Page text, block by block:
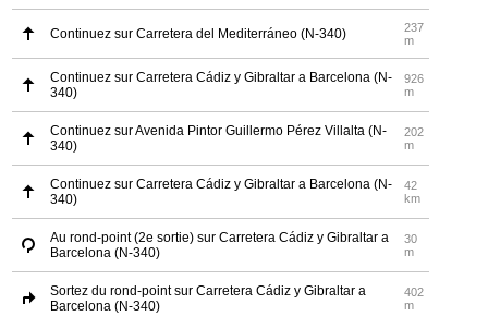
Continuez sur Carretera del Mediterráneo (N-340)
237
m
Continuez sur Carretera Cádiz y Gibraltar a Barcelona (N-
340)
926
m
Continuez sur Avenida Pintor Guillermo Pérez Villalta (N-
340)
202
m
Continuez sur Carretera Cádiz y Gibraltar a Barcelona (N-
340)
42
km
Au rond-point (2e sortie) sur Carretera Cádiz y Gibraltar a
Barcelona (N-340)
30
m
Sortez du rond-point sur Carretera Cádiz y Gibraltar a
Barcelona (N-340)
402
m